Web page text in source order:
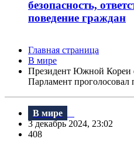
безопасность,
поведение граждан
Главная страница
В мире
Президент Южной Кореи
Парламент проголосовал
В мире
3 декабрь 2024, 23:02
408